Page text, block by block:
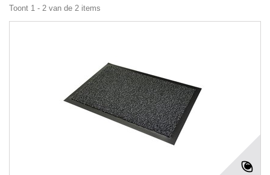
Toont 1 - 2 van de 2 items